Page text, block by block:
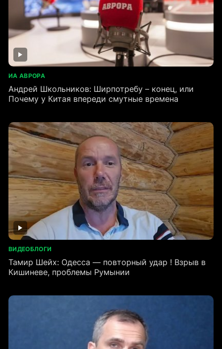
ИА АВРОРА
Андрей Школьников: Ширпотребу – конец, или
Почему у Китая впереди смутные времена
ВИДЕОБЛОГИ
Тамир Шейх: Одесса — повторный удар ! Взрыв в
Кишиневе, проблемы Румынии